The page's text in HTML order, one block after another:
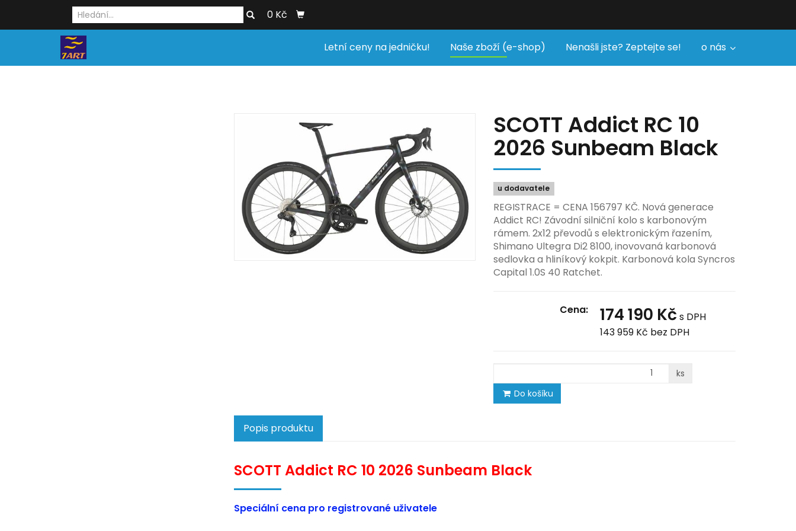
0 Kč
Letní ceny na jedničku! Naše zboží (e-shop) Nenašli jste? Zeptejte se! o nás
SCOTT Addict RC 10
2026 Sunbeam Black
u dodavatele
REGISTRACE = CENA 156797 KČ. Nová generace
Addict RC! Závodní silniční kolo s karbonovým
rámem. 2x12 převodů s elektronickým řazením,
Shimano Ultegra Di2 8100, inovovaná karbonová
sedlovka a hliníkový kokpit. Karbonová kola Syncros
Capital 1.0S 40 Ratchet.
Cena: 174 190 Kč s DPH
143 959 Kč bez DPH
ks
Do košíku
Popis produktu
SCOTT Addict RC 10 2026 Sunbeam Black
Speciální cena pro registrované uživatele